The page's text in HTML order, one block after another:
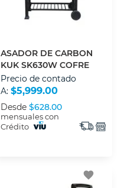
ASADOR DE CARBON
KUK SK630W COFRE
Precio de contado
A: $5,999.00
Desde $628.00
mensuales con
Crédito
favorite